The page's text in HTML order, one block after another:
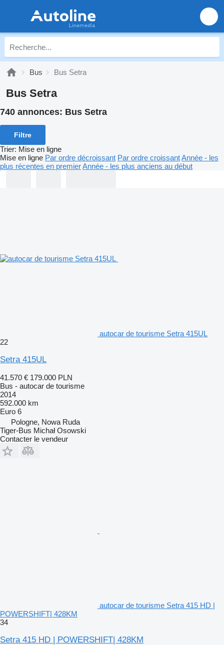
Bus Bus Setra
Bus Setra
740 annonces: Bus Setra
Filtre
Trier: Mise en ligne
Mise en ligne Par ordre décroissant Par ordre croissantAnnée - les
plus récentes en premierAnnée - les plus anciens au début
autocar de tourisme Setra 415UL
22
Setra 415UL
41.570 € 179.000 PLN
Bus - autocar de tourisme
2014
592.000 km
Euro 6
Pologne, Nowa Ruda
Tiger-Bus Michał Osowski
Contacter le vendeur
autocar de tourisme Setra 415 HD |
POWERSHIFT| 428KM
34
Setra 415 HD | POWERSHIFT| 428KM